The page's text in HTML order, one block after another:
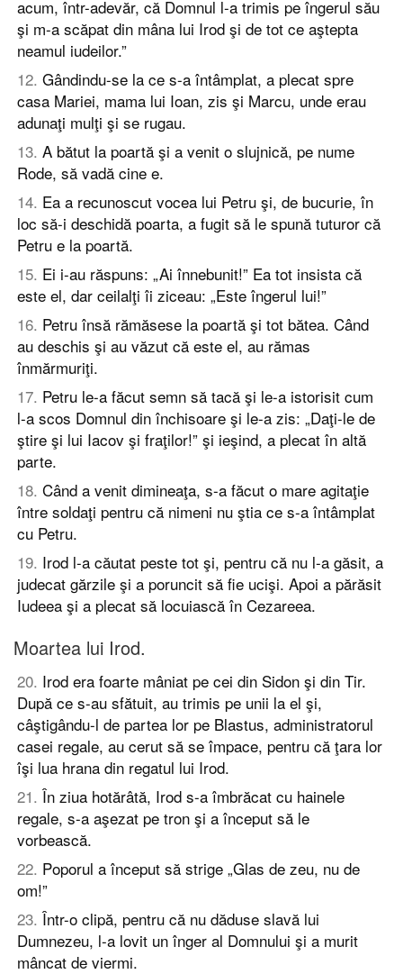
acum, într-adevăr, că Domnul l-a trimis pe îngerul său
şi m-a scăpat din mâna lui Irod şi de tot ce aştepta
neamul iudeilor.”
12. Gândindu-se la ce s-a întâmplat, a plecat spre
casa Mariei, mama lui Ioan, zis şi Marcu, unde erau
adunaţi mulţi şi se rugau.
13. A bătut la poartă şi a venit o slujnică, pe nume
Rode, să vadă cine e.
14. Ea a recunoscut vocea lui Petru şi, de bucurie, în
loc să-i deschidă poarta, a fugit să le spună tuturor că
Petru e la poartă.
15. Ei i-au răspuns: „Ai înnebunit!” Ea tot insista că
este el, dar ceilalţi îi ziceau: „Este îngerul lui!”
16. Petru însă rămăsese la poartă şi tot bătea. Când
au deschis şi au văzut că este el, au rămas
înmărmuriţi.
17. Petru le-a făcut semn să tacă şi le-a istorisit cum
l-a scos Domnul din închisoare şi le-a zis: „Daţi-le de
ştire şi lui Iacov şi fraţilor!” şi ieşind, a plecat în altă
parte.
18. Când a venit dimineaţa, s-a făcut o mare agitaţie
între soldaţi pentru că nimeni nu ştia ce s-a întâmplat
cu Petru.
19. Irod l-a căutat peste tot şi, pentru că nu l-a găsit, a
judecat gărzile şi a poruncit să fie ucişi. Apoi a părăsit
Iudeea şi a plecat să locuiască în Cezareea.
Moartea lui Irod.
20. Irod era foarte mâniat pe cei din Sidon şi din Tir.
După ce s-au sfătuit, au trimis pe unii la el şi,
câştigându-l de partea lor pe Blastus, administratorul
casei regale, au cerut să se împace, pentru că ţara lor
îşi lua hrana din regatul lui Irod.
21. În ziua hotărâtă, Irod s-a îmbrăcat cu hainele
regale, s-a aşezat pe tron şi a început să le
vorbească.
22. Poporul a început să strige „Glas de zeu, nu de
om!”
23. Într-o clipă, pentru că nu dăduse slavă lui
Dumnezeu, l-a lovit un înger al Domnului şi a murit
mâncat de viermi.